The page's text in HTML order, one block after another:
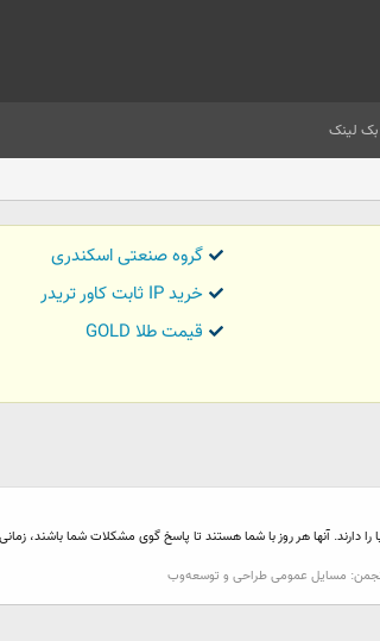
بک لینک
گروه صنعتی اسکندری
خرید IP ثابت کاور تریدر
قیمت طلا GOLD
آنها هر روز با شما هستند تا پاسخ گوی مشکلات شما باشند،
مسایل عمومی طراحی و توسعه‌وب